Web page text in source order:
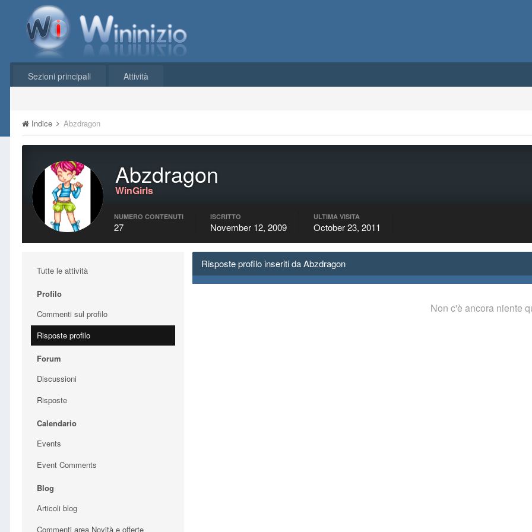
Sezioni principali Attività
Indice Abzdragon
Abzdragon
WinGirls
NUMERO CONTENUTI
27
ISCRITTO
November 12, 2009
ULTIMA VISITA
October 23, 2011
Tutte le attività
Profilo
Commenti sul profilo
Risposte profilo
Forum
Discussioni
Risposte
Calendario
Events
Event Comments
Blog
Articoli blog
Commenti area Novità e offerte
Risposte profilo inseriti da Abzdragon
Non c'è ancora niente